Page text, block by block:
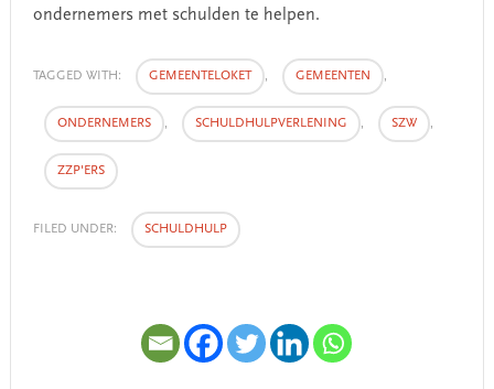
ondernemers met schulden te helpen.
TAGGED WITH: GEMEENTELOKET , GEMEENTEN ,
ONDERNEMERS , SCHULDHULPVERLENING , SZW ,
ZZP'ERS
FILED UNDER: SCHULDHULP